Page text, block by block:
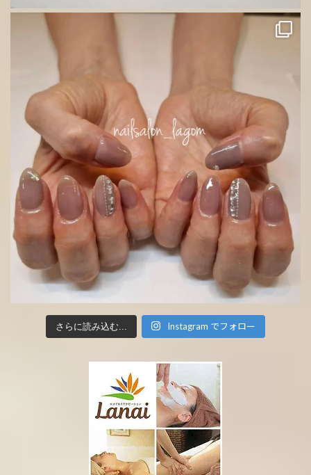
さらに読み込む... Instagram でフォロー